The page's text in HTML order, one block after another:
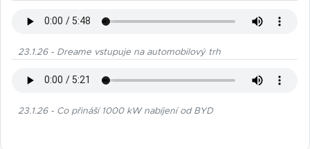
23.1.26 - Dreame vstupuje na automobilový trh
23.1.26 - Co přináší 1000 kW nabíjení od BYD